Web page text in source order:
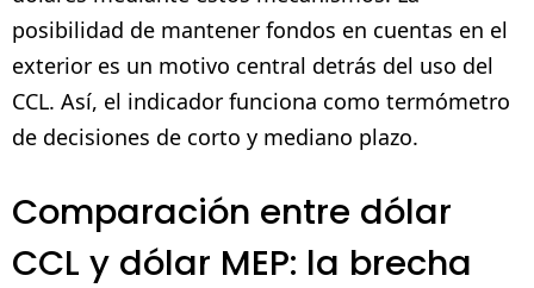
posibilidad de mantener fondos en cuentas en el
exterior es un motivo central detrás del uso del
CCL. Así, el indicador funciona como termómetro
de decisiones de corto y mediano plazo.
Comparación entre dólar
CCL y dólar MEP: la brecha